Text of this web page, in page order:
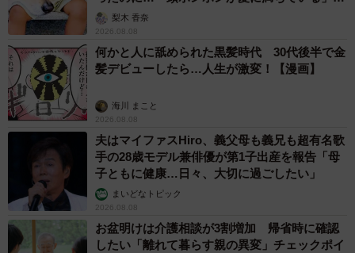
「尊…」
梨木 香奈
2026.08.08
何かと人に舐められた黒髪時代 30代後半で金
髪デビューしたら…人生が激変！【漫画】
海川 まこと
2026.08.08
夫はマイファスHiro、義父母も義兄も超有名歌
手の28歳モデル兼俳優が第1子出産を報告「母
子ともに健康…日々、大切に過ごしたい」
まいどなトピック
2026.08.08
お盆明けは介護相談が3割増加 帰省時に確認
したい「離れて暮らす親の異変」チェックポイ